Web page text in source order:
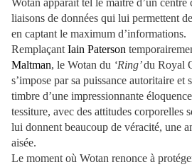
Wotan apparaît tel le maître d’un
liaisons de données qui lui permettent
en captant le maximum d’informations.
Remplaçant Iain Paterson
Maltman, le Wotan du ‘Ring’du Royal
s’impose par sa puissance autoritaire et
timbre d’une impressionnante
tessiture, avec des attitudes corporelles
lui donnent beaucoup de véracité, une
aisée.
Le moment où Wotan renonce à